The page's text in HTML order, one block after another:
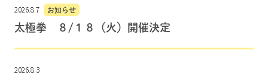
2026.8.7 お知らせ
太極拳 ８/１８（火）開催決定
2026.8.3